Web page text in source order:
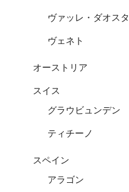
ヴァッレ・ダオスタ
ヴェネト
オーストリア
スイス
グラウビュンデン
ティチーノ
スペイン
アラゴン